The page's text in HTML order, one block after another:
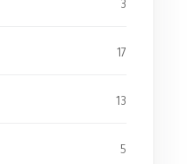
3
17
13
5